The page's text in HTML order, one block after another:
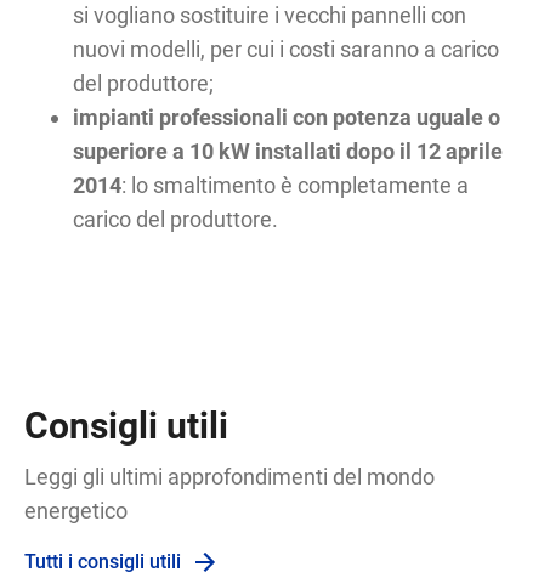
si vogliano sostituire i vecchi pannelli con
nuovi modelli, per cui i costi saranno a carico
del produttore;
impianti professionali con potenza uguale o
superiore a 10 kW installati dopo il 12 aprile
2014: lo smaltimento è completamente a
carico del produttore.
Consigli utili
Leggi gli ultimi approfondimenti del mondo
energetico
Tutti i consigli utili